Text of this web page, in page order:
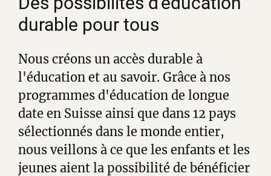
durable pour tous
Nous créons un accès durable à
l'éducation et au savoir. Grâce à nos
programmes d'éducation de longue
date en Suisse ainsi que dans 12 pays
sélectionnés dans le monde entier,
nous veillons à ce que les enfants et les
jeunes aient la possibilité de bénéficier